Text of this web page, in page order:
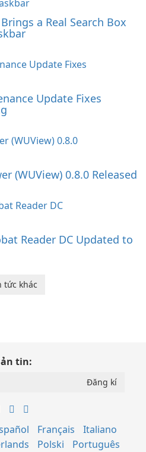
a Real Search Box
Update Fixes
(WUView) 0.8.0 Released
Reader DC Updated to
tức khác
tin:
Français
Italiano
Polski
Português